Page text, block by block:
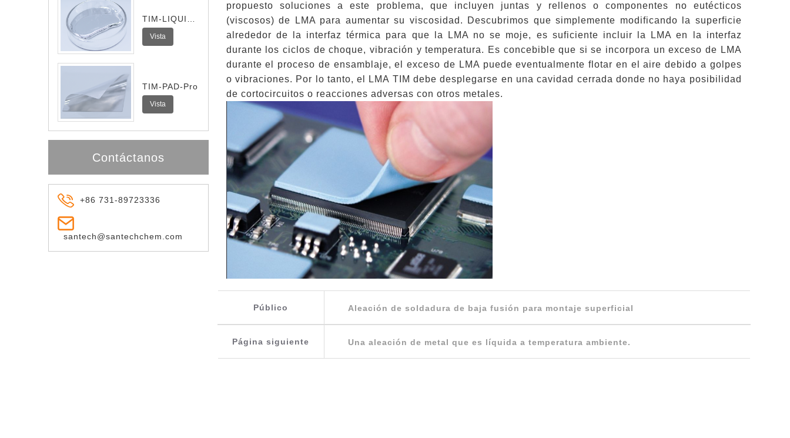
TIM-LIQUID-
I
Vista
TIM-PAD-Pro
Vista
Contáctanos
+86 731-89723336
santech@santechchem.com
propuesto soluciones a este problema, que incluyen juntas y rellenos o componentes no eutécticos
(viscosos) de LMA para aumentar su viscosidad. Descubrimos que simplemente modificando la superficie
alrededor de la interfaz térmica para que la LMA no se moje, es suficiente incluir la LMA en la interfaz
durante los ciclos de choque, vibración y temperatura. Es concebible que si se incorpora un exceso de LMA
durante el proceso de ensamblaje, el exceso de LMA puede eventualmente flotar en el aire debido a golpes
o vibraciones. Por lo tanto, el LMA TIM debe desplegarse en una cavidad cerrada donde no haya posibilidad
de cortocircuitos o reacciones adversas con otros metales.
Público Aleación de soldadura de baja fusión para montaje superficial
Página siguiente Una aleación de metal que es líquida a temperatura ambiente.